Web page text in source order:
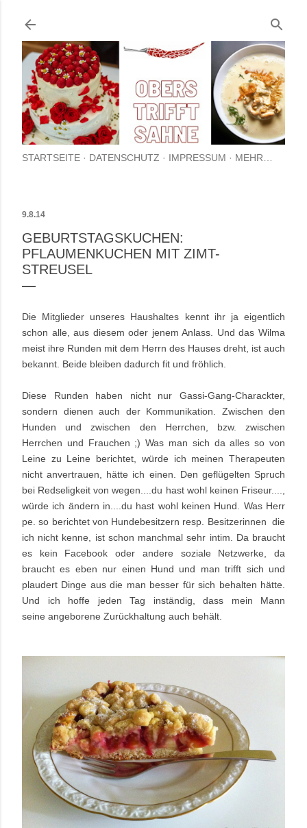
STARTSEITE DATENSCHUTZ IMPRESSUM MEHR…
9.8.14
GEBURTSTAGSKUCHEN:
PFLAUMENKUCHEN MIT ZIMT-
STREUSEL
Die Mitglieder unseres Haushaltes kennt ihr ja eigentlich
schon alle, aus diesem oder jenem Anlass. Und das Wilma
meist ihre Runden mit dem Herrn des Hauses dreht, ist auch
bekannt. Beide bleiben dadurch fit und fröhlich.
Diese Runden haben nicht nur Gassi-Gang-Charackter,
sondern dienen auch der Kommunikation. Zwischen den
Hunden und zwischen den Herrchen, bzw. zwischen
Herrchen und Frauchen ;) Was man sich da alles so von
Leine zu Leine berichtet, würde ich meinen Therapeuten
nicht anvertrauen, hätte ich einen. Den geflügelten Spruch
bei Redseligkeit von wegen....du hast wohl keinen Friseur....,
würde ich ändern in....du hast wohl keinen Hund. Was Herr
pe. so berichtet von Hundebesitzern resp. Besitzerinnen die
ich nicht kenne, ist schon manchmal sehr intim. Da braucht
es kein Facebook oder andere soziale Netzwerke, da
braucht es eben nur einen Hund und man trifft sich und
plaudert Dinge aus die man besser für sich behalten hätte.
Und ich hoffe jeden Tag inständig, dass mein Mann
seine angeborene Zurückhaltung auch behält.